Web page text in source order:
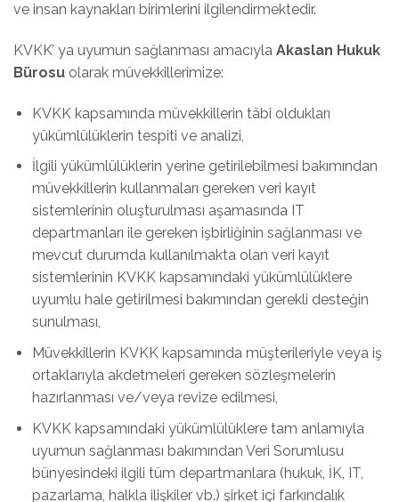
ve insan kaynakları birimlerini ilgilendirmektedir.
KVKK’ ya uyumun sağlanması amacıyla Akaslan Hukuk
Bürosu olarak müvekkillerimize:
KVKK kapsamında müvekkillerin tâbi oldukları
yükümlülüklerin tespiti ve analizi,
İlgili yükümlülüklerin yerine getirilebilmesi bakımından
müvekkillerin kullanmaları gereken veri kayıt
sistemlerinin oluşturulması aşamasında IT
departmanları ile gereken işbirliğinin sağlanması ve
mevcut durumda kullanılmakta olan veri kayıt
sistemlerinin KVKK kapsamındaki yükümlülüklere
uyumlu hale getirilmesi bakımından gerekli desteğin
sunulması,
Müvekkillerin KVKK kapsamında müşterileriyle veya iş
ortaklarıyla akdetmeleri gereken sözleşmelerin
hazırlanması ve/veya revize edilmesi,
KVKK kapsamındaki yükümlülüklere tam anlamıyla
uyumun sağlanması bakımından Veri Sorumlusu
bünyesindeki ilgili tüm departmanlara (hukuk, İK, IT,
pazarlama, halkla ilişkiler vb.) şirket içi farkındalık